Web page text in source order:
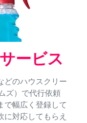
ービス
どのハウスクリー
ズ）で代行依頼
で幅広く登録して
に対応してもらえ